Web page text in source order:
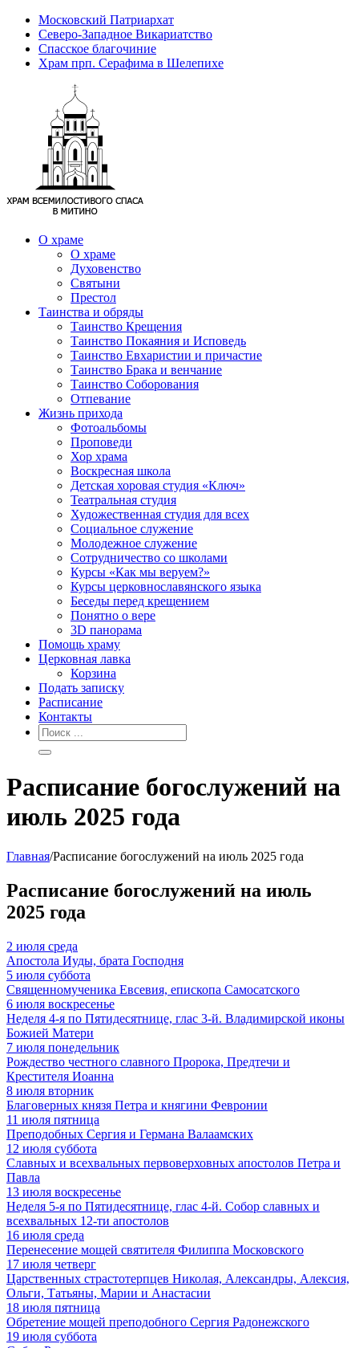
Московский Патриархат
Северо-Западное Викариатство
Спасское благочиние
Храм прп. Серафима в Шелепихе
О храме
О храме
Духовенство
Святыни
Престол
Таинства и обряды
Таинство Крещения
Таинство Покаяния и Исповедь
Таинство Евхаристии и причастие
Таинство Брака и венчание
Таинство Соборования
Отпевание
Жизнь прихода
Фотоальбомы
Проповеди
Хор храма
Воскресная школа
Детская хоровая студия «Ключ»
Театральная студия
Х​удожественная студия для всех
Социальное служение
Молодежное служение
Сотрудничество со школами
Курсы «Как мы веруем?»
Курсы церковнославянского языка
Беседы перед крещением
Понятно о вере
3D панорама
Помощь храму
Церковная лавка
Корзина
Подать записку
Расписание
Контакты
Расписание богослужений на
июль 2025 года
Главная/Расписание богослужений на июль 2025 года
Расписание богослужений на июль
2025 года
2 июля среда
Апостола Иуды, брата Господня
5 июля суббота
Священномученика Евсевия, епископа Самосатского
6 июля воскресенье
Неделя 4-я по Пятидесятнице, глас 3-й. Владимирской иконы
Божией Матери
7 июля понедельник
Рождество честного славного Пророка, Предтечи и
Крестителя Иоанна
8 июля вторник
Благоверных князя Петра и княгини Февронии
11 июля пятница
Преподобных Сергия и Германа Валаамских
12 июля суббота
Славных и всехвальных первоверховных апостолов Петра и
Павла
13 июля воскресенье
Неделя 5-я по Пятидесятнице, глас 4-й. Собор славных и
всехвальных 12-ти апостолов
16 июля среда
Перенесение мощей святителя Филиппа Московского
17 июля четверг
Царственных страстотерпцев Николая, Александры, Алексия,
Ольги, Татьяны, Марии и Анастасии
18 июля пятница
Обретение мощей преподобного Сергия Радонежского
19 июля суббота